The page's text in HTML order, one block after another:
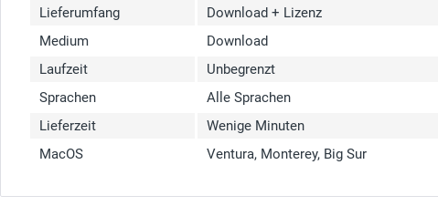
Lieferumfang
Download + Lizenz
Medium
Download
Laufzeit
Unbegrenzt
Sprachen
Alle Sprachen
Lieferzeit
Wenige Minuten
MacOS
Ventura, Monterey, Big Sur